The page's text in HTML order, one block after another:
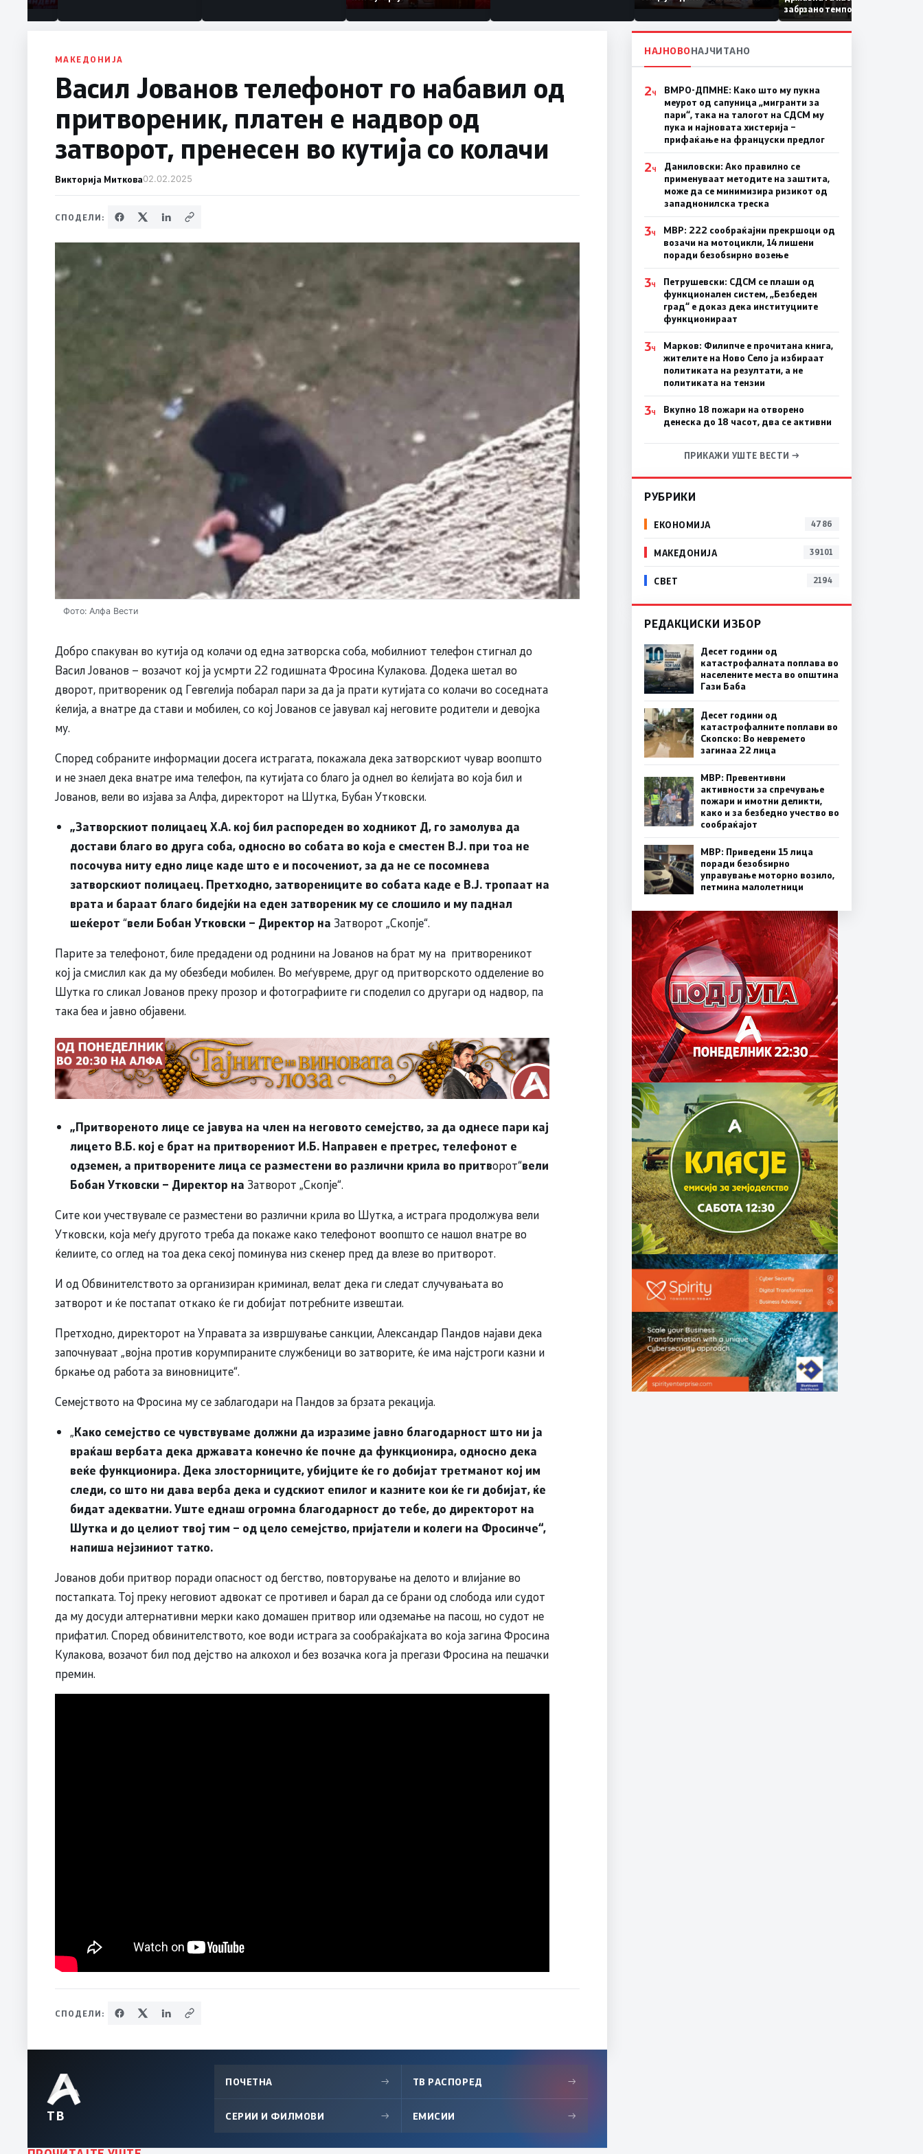
Коридор 8, Македонија
станува раскрсница на
Балканот
забрзано темпо
МАКЕДОНИЈА
Васил Јованов телефонот го набавил од
притвореник, платен е надвор од
затворот, пренесен во кутија со колачи
Викторија Миткова02.02.2025
СПОДЕЛИ:
Фото: Алфа Вести
Добро спакуван во кутија од колачи од една затворска соба, мобилниот телефон стигнал до
Васил Јованов – возачот кој ја усмрти 22 годишната Фросина Кулакова. Додека шетал во
дворот, притвореник од Гевгелија побарал пари за да ја прати кутијата со колачи во соседната
ќелија, а внатре да стави и мобилен, со кој Јованов се јавувал кај неговите родители и девојка
му.
Според собраните информации досега истрагата, покажала дека затворскиот чувар воопшто
и не знаел дека внатре има телефон, па кутијата со благо ја однел во ќелијата во која бил и
Јованов, вели во изјава за Алфа, директорот на Шутка, Бубан Утковски.
„Затворскиот полицаец X.A. кој бил распореден во ходникот Д, го замолува да
достави благо во друга соба, односно во собата во која е сместен В.Ј. при тоа не
посочува ниту едно лице каде што е и посочениот, за да не се посомнева
затворскиот полицаец. Претходно, затворениците во собата каде е В.Ј. тропаат на
врата и бараат благо бидејќи на еден затвореник му се слошило и му паднал
шеќерот “вели Бобан Утковски – Директор на Затворот „Скопје“.
Парите за телефонот, биле предадени од роднини на Јованов на брат му на притвореникот
кој ја смислил как да му обезбеди мобилен. Во меѓувреме, друг од притворското одделение во
Шутка го сликал Јованов преку прозор и фотографиите ги споделил со другари од надвор, па
така беа и јавно објавени.
„Притвореното лице се јавува на член на неговото семејство, за да однесе пари кај
лицето В.Б. кој е брат на притворениот И.Б. Направен е претрес, телефонот е
одземен, а притворените лица се разместени во различни крила во притворот“вели
Бобан Утковски – Директор на Затворот „Скопје“.
Сите кои учествувале се разместени во различни крила во Шутка, а истрага продолжува вели
Утковски, која меѓу другото треба да покаже како телефонот воопшто се нашол внатре во
ќелиите, со оглед на тоа дека секој поминува низ скенер пред да влезе во притворот.
И од Обвинителството за организиран криминал, велат дека ги следат случувањата во
затворот и ќе постапат откако ќе ги добијат потребните извештаи.
Претходно, директорот на Управата за извршување санкции, Александар Пандов најави дека
започнуваат „војна против корумпираните службеници во затворите, ќе има најстроги казни и
бркање од работа за виновниците“.
Семејството на Фросина му се заблагодари на Пандов за брзата рекација.
„Како семејство се чувствуваме должни да изразиме јавно благодарност што ни ја
враќаш вербата дека државата конечно ќе почне да функционира, односно дека
веќе функционира. Дека злосторниците, убијците ќе го добијат третманот кој им
следи, со што ни дава верба дека и судскиот епилог и казните кои ќе ги добијат, ќе
бидат адекватни. Уште еднаш огромна благодарност до тебе, до директорот на
Шутка и до целиот твој тим – од цело семејство, пријатели и колеги на Фросинче“,
напиша нејзиниот татко.
Јованов доби притвор поради опасност од бегство, повторување на делото и влијание во
постапката. Тој преку неговиот адвокат се противел и барал да се брани од слобода или судот
да му досуди алтернативни мерки како домашен притвор или одземање на пасош, но судот не
прифатил. Според обвинителството, кое води истрага за сообраќајката во која загина Фросина
Кулакова, возачот бил под дејство на алкохол и без возачка кога ја прегази Фросина на пешачки
премин.
СПОДЕЛИ:
ТВ
ПОЧЕТНА → ТВ РАСПОРЕД →
СЕРИИ И ФИЛМОВИ → ЕМИСИИ →
НАЈНОВОНАЈЧИТАНО
2Ч
ВМРО-ДПМНЕ: Како што му пукна
меурот од сапуница „мигранти за
пари“, така на талогот на СДСМ му
пука и најновата хистерија –
прифаќање на француски предлог
2Ч
Даниловски: Ако правилно се
применуваат методите на заштита,
може да се минимизира ризикот од
западнонилска треска
3Ч
МВР: 222 сообраќајни прекршоци од
возачи на мотоцикли, 14 лишени
поради безобѕирно возење
3Ч
Петрушевски: СДСМ се плаши од
функционален систем, „Безбеден
град“ е доказ дека институциите
функционираат
3Ч
Марков: Филипче е прочитана книга,
жителите на Ново Село ја избираат
политиката на резултати, а не
политиката на тензии
3Ч
Вкупно 18 пожари на отворено
денеска до 18 часот, два се активни
ПРИКАЖИ УШТЕ ВЕСТИ →
РУБРИКИ
ЕКОНОМИЈА 4786
МАКЕДОНИЈА 39101
СВЕТ 2194
РЕДАКЦИСКИ ИЗБОР
Десет години од
катастрофалната поплава во
населените места во општина
Гази Баба
Десет години од
катастрофалните поплави во
Скопско: Во невремето
загинаа 22 лица
МВР: Превентивни
активности за спречување
пожари и имотни деликти,
како и за безбедно учество во
сообраќајот
МВР: Приведени 15 лица
поради безобѕирно
управување моторно возило,
петмина малолетници